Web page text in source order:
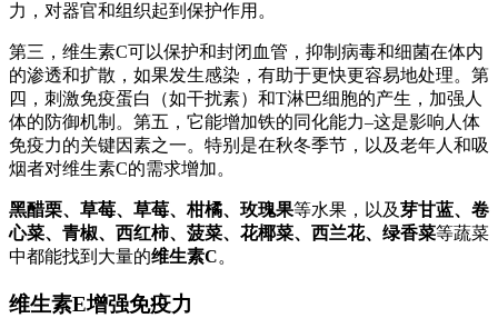
力，对器官和组织起到保护作用。
第三，维生素C可以保护和封闭血管，抑制病毒和细菌在体内
的渗透和扩散，如果发生感染，有助于更快更容易地处理。第
四，刺激免疫蛋白（如干扰素）和T淋巴细胞的产生，加强人
体的防御机制。第五，它能增加铁的同化能力–这是影响人体
免疫力的关键因素之一。特别是在秋冬季节，以及老年人和吸
烟者对维生素C的需求增加。
黑醋栗、草莓、草莓、柑橘、玫瑰果等水果，以及芽甘蓝、卷
心菜、青椒、西红柿、菠菜、花椰菜、西兰花、绿香菜等蔬菜
中都能找到大量的维生素C。
维生素E增强免疫力